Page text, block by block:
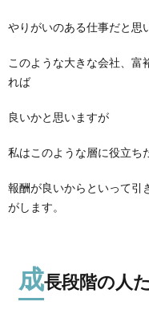
やりがいのある仕事だと思
このような大きな会社、富
れば
良いかと思いますが
私はこのような層に役立ち
報酬が良いからといって引
がします。
成長段階の人